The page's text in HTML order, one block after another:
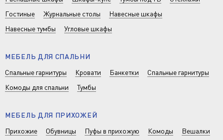
Гостиные
Журнальные столы
Навесные шкафы
Навесные тумбы
Угловые шкафы
МЕБЕЛЬ ДЛЯ СПАЛЬНИ
Спальные гарнитуры
Кровати Банкетки
Спальные гарнитуры
Комоды для спальни
Тумбы
МЕБЕЛЬ ДЛЯ ПРИХОЖЕЙ
Прихожие
Обувницы Пуфы в прихожую Комоды
Вешалки